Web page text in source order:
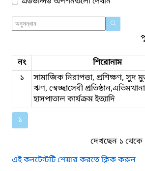
নং শিরোনাম
১
সামাজিক নিরাপত্তা, প্রশিক্ষণ, সুদ
ঋণ, স্বেচ্ছাসেবী
হাসপাতাল কার্যক্রম ইত্যাদি
১
দেখছেন ১ থেকে
এই কনটেন্টটি শেয়ার করতে ক্লিক করুন